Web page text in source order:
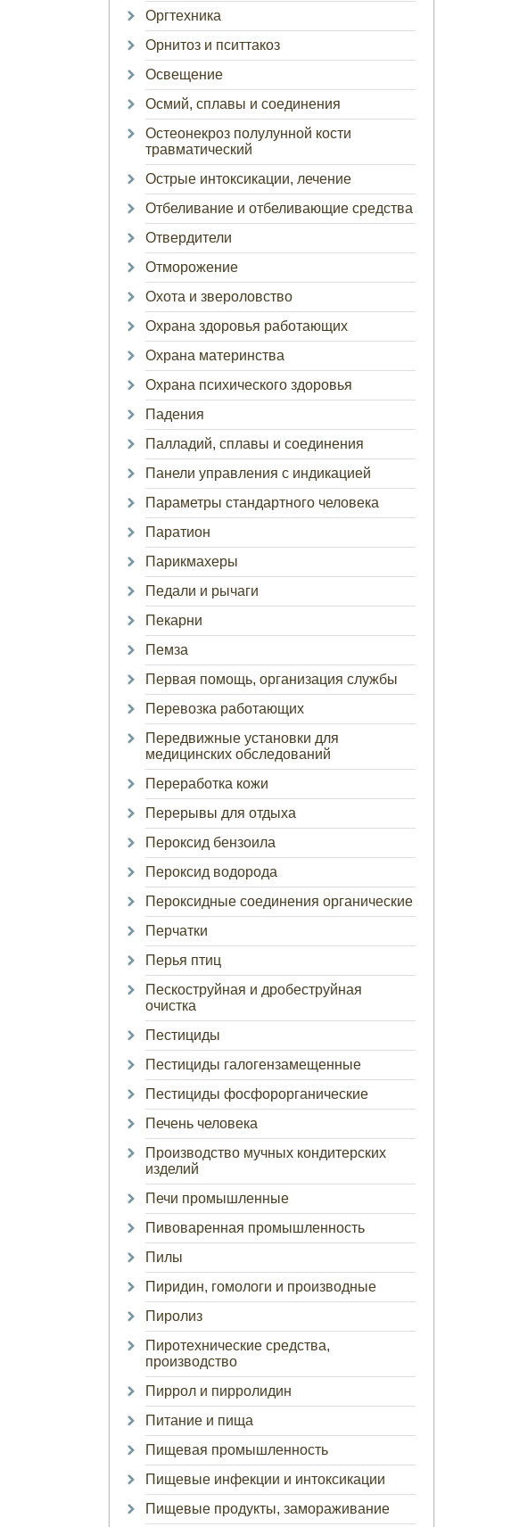
Оргтехника
Орнитоз и пситтакоз
Освещение
Осмий, сплавы и соединения
Остеонекроз полулунной кости
травматический
Острые интоксикации, лечение
Отбеливание и отбеливающие средства
Отвердители
Отморожение
Охота и звероловство
Охрана здоровья работающих
Охрана материнства
Охрана психического здоровья
Падения
Палладий, сплавы и соединения
Панели управления с индикацией
Параметры стандартного человека
Паратион
Парикмахеры
Педали и рычаги
Пекарни
Пемза
Первая помощь, организация службы
Перевозка работающих
Передвижные установки для
медицинских обследований
Переработка кожи
Перерывы для отдыха
Пероксид бензоила
Пероксид водорода
Пероксидные соединения органические
Перчатки
Перья птиц
Пескоструйная и дробеструйная
очистка
Пестициды
Пестициды галогензамещенные
Пестициды фосфорорганические
Печень человека
Производство мучных кондитерских
изделий
Печи промышленные
Пивоваренная промышленность
Пилы
Пиридин, гомологи и производные
Пиролиз
Пиротехнические средства,
производство
Пиррол и пирролидин
Питание и пища
Пищевая промышленность
Пищевые инфекции и интоксикации
Пищевые продукты, замораживание